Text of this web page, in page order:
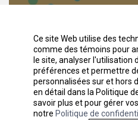
Ce site Web utilise des
comme des témoins pour
le site, analyser l'utilisation
préférences et permettre
personnalisées sur et hors
en détail dans la Politique
savoir plus et pour gérer
notre Politique de